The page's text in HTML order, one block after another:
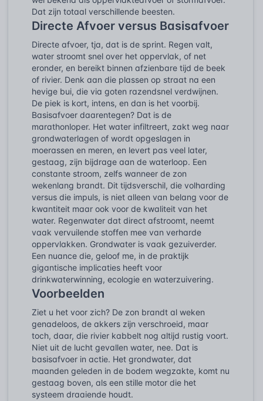
Dat zijn totaal verschillende beesten.
Directe Afvoer versus Basisafvoer
Directe afvoer, tja, dat is de sprint. Regen valt,
water stroomt snel over het oppervlak, of net
eronder, en bereikt binnen afzienbare tijd de beek
of rivier. Denk aan die plassen op straat na een
hevige bui, die via goten razendsnel verdwijnen.
De piek is kort, intens, en dan is het voorbij.
Basisafvoer daarentegen? Dat is de
marathonloper. Het water infiltreert, zakt weg naar
grondwaterlagen of wordt opgeslagen in
moerassen en meren, en levert pas veel later,
gestaag, zijn bijdrage aan de waterloop. Een
constante stroom, zelfs wanneer de zon
wekenlang brandt. Dit tijdsverschil, die volharding
versus die impuls, is niet alleen van belang voor de
kwantiteit maar ook voor de kwaliteit van het
water. Regenwater dat direct afstroomt, neemt
vaak vervuilende stoffen mee van verharde
oppervlakken. Grondwater is vaak gezuiverder.
Een nuance die, geloof me, in de praktijk
gigantische implicaties heeft voor
drinkwaterwinning, ecologie en waterzuivering.
Voorbeelden
Ziet u het voor zich? De zon brandt al weken
genadeloos, de akkers zijn verschroeid, maar
toch, daar, die rivier kabbelt nog altijd rustig voort.
Niet uit de lucht gevallen water, nee. Dat is
basisafvoer in actie. Het grondwater, dat
maanden geleden in de bodem wegzakte, komt nu
gestaag boven, als een stille motor die het
systeem draaiende houdt.